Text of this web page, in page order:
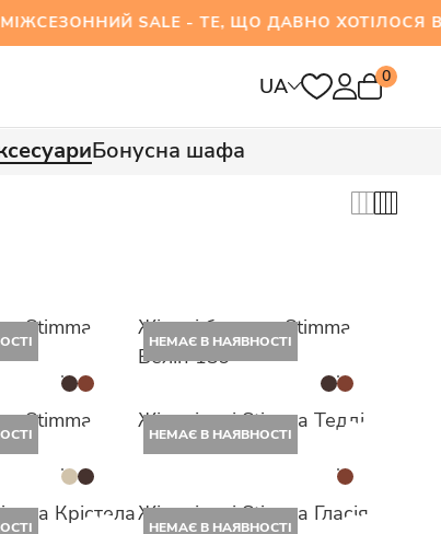
SALE - ТЕ, ЩО ДАВНО ХОТІЛОСЯ
UA 0
Бонусна шафа
Stimma
НЕМАЄ В НАЯВНОСТІ
Жіночі балетки Stimma
Велін 139
Stimma
НЕМАЄ В НАЯВНОСТІ
Жіночі уггі Stimma Тедді
Крістела
НЕМАЄ В НАЯВНОСТІ
Жіночі уггі Stimma Гласія